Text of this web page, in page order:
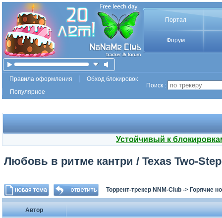
Портал
Форум
Правила оформления
Обход блокировок
Популярное
Поиск :
Устойчивый к
Любовь в ритме кантри / Texas Two-
Торрент-трекер NNM-Club -> Горячие
Автор